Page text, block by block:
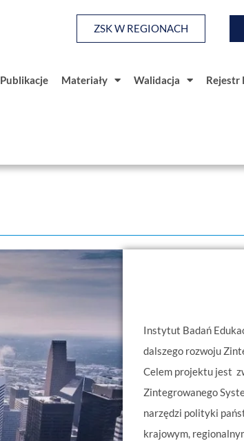
ZSK W REGIONACH
Publikacje Materiały Walidacja Rejestr
Instytut Badań
dalszego rozwoju
Celem projektu jest
Zintegrowanego
narzędzi polityki
krajowym,